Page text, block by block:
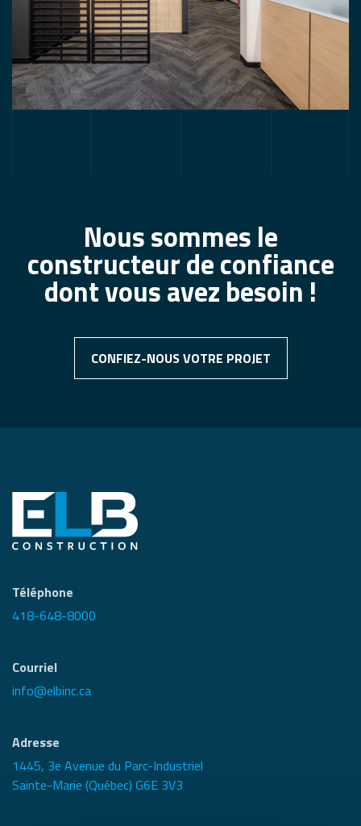
Nous sommes le
constructeur de confiance
dont vous avez besoin !
CONFIEZ-NOUS VOTRE PROJET
Téléphone
418-648-8000
Courriel
info@elbinc.ca
Adresse
1445, 3e Avenue du Parc-Industriel
Sainte-Marie (Québec) G6E 3V3